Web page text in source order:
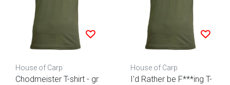
House of Carp
Chodmeister T-shirt - gr
House of Carp
I'd Rather be F***ing T-